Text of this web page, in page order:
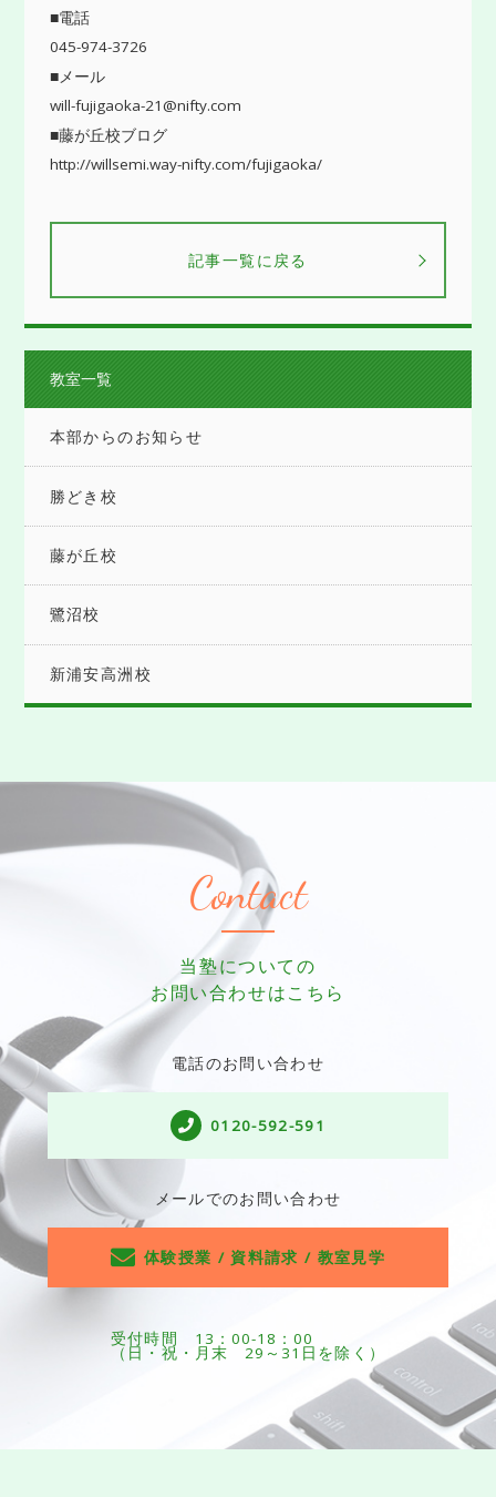
■電話
045-974-3726
■メール
will-fujigaoka-21@nifty.com
■藤が丘校ブログ
http://willsemi.way-nifty.com/fujigaoka/
記事一覧に戻る
教室一覧
本部からのお知らせ
勝どき校
藤が丘校
鷺沼校
新浦安高洲校
Contact
当塾についての
お問い合わせはこちら
電話のお問い合わせ
0120-592-591
メールでのお問い合わせ
体験授業 / 資料請求 / 教室見学
受付時間 13：00-18：00
（日・祝・月末 29～31日を除く）